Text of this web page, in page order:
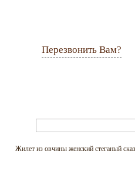
Перезвонить Вам?
Жилет из овчины женский стеганый